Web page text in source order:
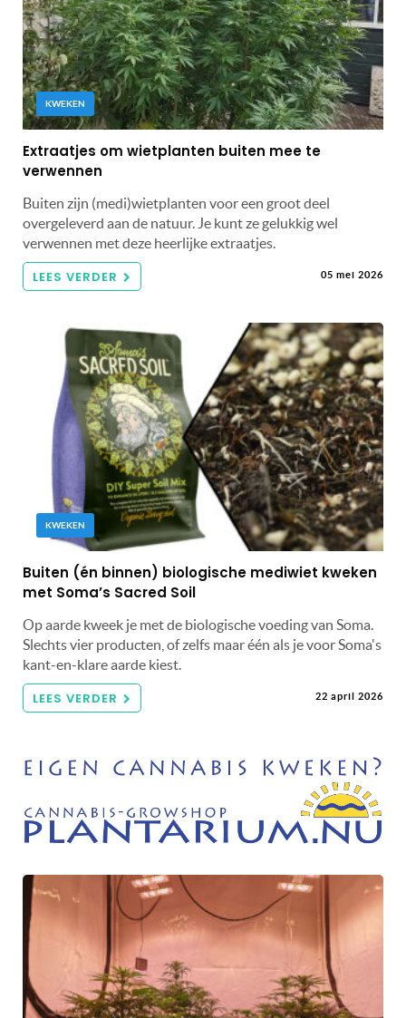
KWEKEN
Extraatjes om wietplanten buiten mee te
verwennen
Buiten zijn (medi)wietplanten voor een groot deel
overgeleverd aan de natuur. Je kunt ze gelukkig wel
verwennen met deze heerlijke extraatjes.
LEES VERDER 05 mei 2026
KWEKEN
Buiten (én binnen) biologische mediwiet kweken
met Soma’s Sacred Soil
Op aarde kweek je met de biologische voeding van Soma.
Slechts vier producten, of zelfs maar één als je voor Soma's
kant-en-klare aarde kiest.
LEES VERDER 22 april 2026